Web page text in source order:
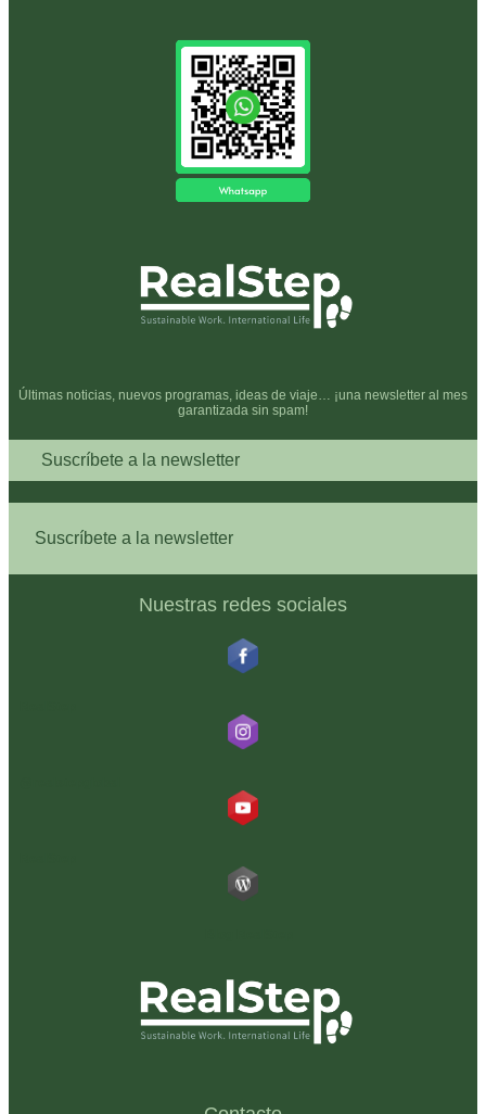
Últimas noticias, nuevos programas, ideas de viaje… ¡una newsletter al mes
garantizada sin spam!
Suscríbete a la newsletter
Suscríbete a la newsletter
Nuestras redes sociales